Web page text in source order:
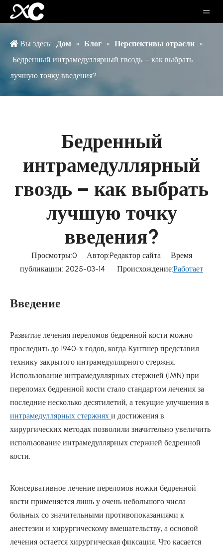
Вы здесь: Дом » Блог » Перспективы отрасли »
Бедренный интрамедуллярный гвоздь – как выбрать
лучшую точку введения?
Бедренный
интрамедуллярный
гвоздь – как выбрать
лучшую точку
введения?
Просмотры:0Автор:Pедактор сайта Время
публикации: 2025-03-14 Происхождение:Работает
Введение
Развитие лечения переломов бедренной кости можно
проследить до 1940-х годов, когда Кунтшер представил
технику закрытого интрамедуллярного стержня.
Использование интрамедуллярных стержней (IMN) при
переломах бедренной кости стало стандартом лечения за
последние несколько десятилетий, а текущие улучшения в
интрамедуллярных стержнях и достижения в
хирургических методах позволили значительно увеличить
использование интрамедуллярных стержней бедренной
кости.
Консервативное лечение переломов ножки бедренной
кости применяется лишь у очень небольшого числа
больных со значительными противопоказаниями к
анестезии и хирургическому вмешательству, а основой
лечения остается хирургическая фиксация. Что касается